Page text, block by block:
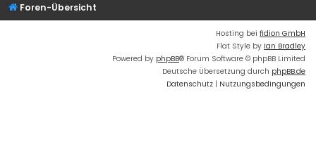
Foren-Übersicht
Hosting bei fidion GmbH
Flat Style by Ian Bradley
Powered by phpBB® Forum Software © phpBB Limited
Deutsche Übersetzung durch phpBB.de
Datenschutz | Nutzungsbedingungen